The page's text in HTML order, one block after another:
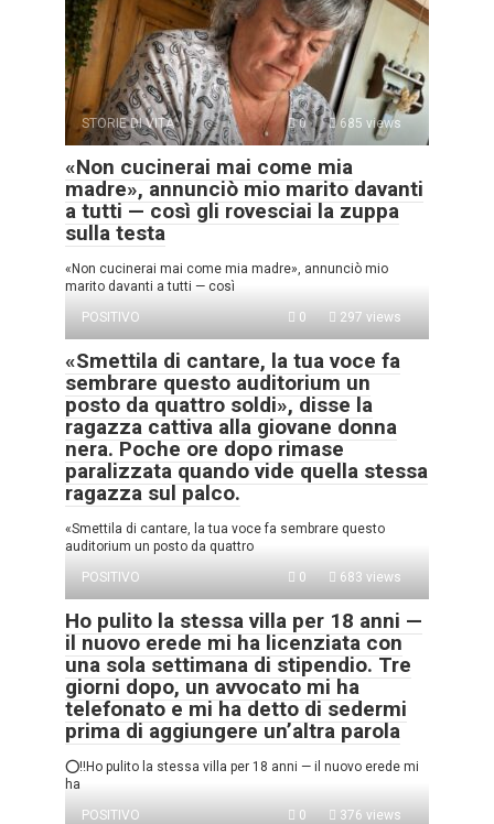
STORIE DI VITA 0 685 views
«Non cucinerai mai come mia
madre», annunciò mio marito davanti
a tutti — così gli rovesciai la zuppa
sulla testa
«Non cucinerai mai come mia madre», annunciò mio
marito davanti a tutti — così
POSITIVO
0 297 views
«Smettila di cantare, la tua voce fa
sembrare questo auditorium un
posto da quattro soldi», disse la
ragazza cattiva alla giovane donna
nera. Poche ore dopo rimase
paralizzata quando vide quella stessa
ragazza sul palco.
«Smettila di cantare, la tua voce fa sembrare questo
auditorium un posto da quattro
POSITIVO
0 683 views
Ho pulito la stessa villa per 18 anni —
il nuovo erede mi ha licenziata con
una sola settimana di stipendio. Tre
giorni dopo, un avvocato mi ha
telefonato e mi ha detto di sedermi
prima di aggiungere un’altra parola
⭕‼️Ho pulito la stessa villa per 18 anni — il nuovo erede mi
ha
POSITIVO
0 376 views